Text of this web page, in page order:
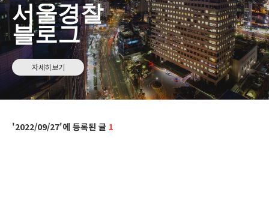
서울경찰
블로그
자세히보기
2022/09/27 1